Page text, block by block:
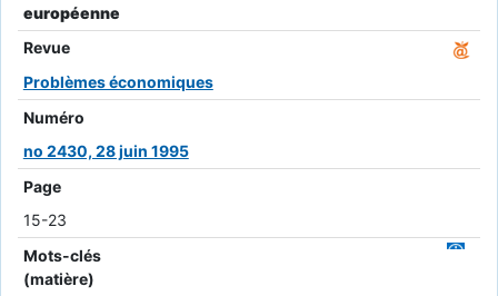
européenne
Revue
Problèmes économiques
Numéro
no 2430, 28 juin 1995
Page
15-23
Mots-clés
(matière)